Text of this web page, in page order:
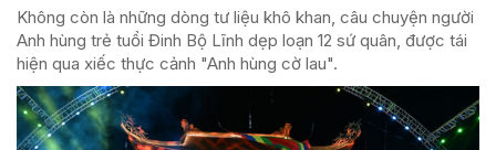
Không còn là những dòng tư liệu khô khan, câu chuyện người
Anh hùng trẻ tuổi Đinh Bộ Lĩnh dẹp loạn 12 sứ quân, được tái
hiện qua xiếc thực cảnh "Anh hùng cờ lau".